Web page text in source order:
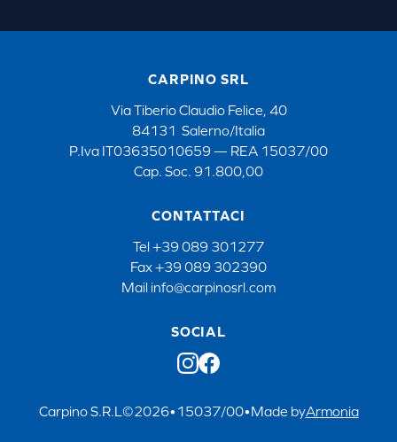
CARPINO SRL
Via Tiberio Claudio Felice, 40
84131 Salerno/Italia
P.Iva IT03635010659 — REA 15037/00
Cap. Soc. 91.800,00
CONTATTACI
Tel+39 089 301277
Fax+39 089 302390
Mail info@carpinosrl.com
SOCIAL
Carpino S.R.L ©2026• 15037/00•Made byArmonia